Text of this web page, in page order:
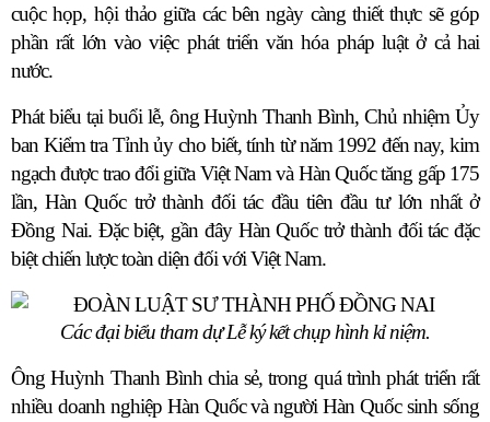
cuộc họp, hội thảo giữa các bên ngày càng thiết thực sẽ góp
phần rất lớn vào việc phát triển văn hóa pháp luật ở cả hai
nước.
Phát biểu tại buổi lễ, ông Huỳnh Thanh Bình, Chủ nhiệm Ủy
ban Kiểm tra Tỉnh ủy cho biết, tính từ năm 1992 đến nay, kim
ngạch được trao đổi giữa Việt Nam và Hàn Quốc tăng gấp 175
lần, Hàn Quốc trở thành đối tác đầu tiên đầu tư lớn nhất ở
Đồng Nai. Đặc biệt, gần đây Hàn Quốc trở thành đối tác đặc
biệt chiến lược toàn diện đối với Việt Nam.
Các đại biểu tham dự Lễ ký kết chụp hình kỉ niệm.
Ông Huỳnh Thanh Bình chia sẻ, trong quá trình phát triển rất
nhiều doanh nghiệp Hàn Quốc và người Hàn Quốc sinh sống